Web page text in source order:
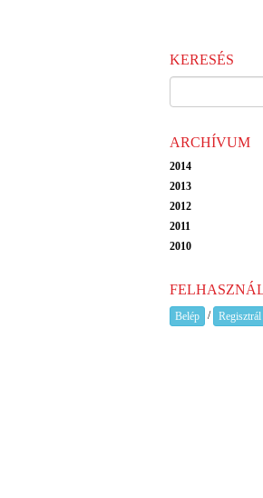
KERESÉS
ARCHÍVUM
2014
2013
2012
2011
2010
Belép / Regisztrál